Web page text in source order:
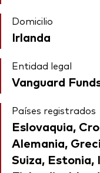
Domicilio
Irlanda
Entidad legal
Vanguard
Países registrados
Eslovaquia,
Alemania,
Suiza, Estonia,